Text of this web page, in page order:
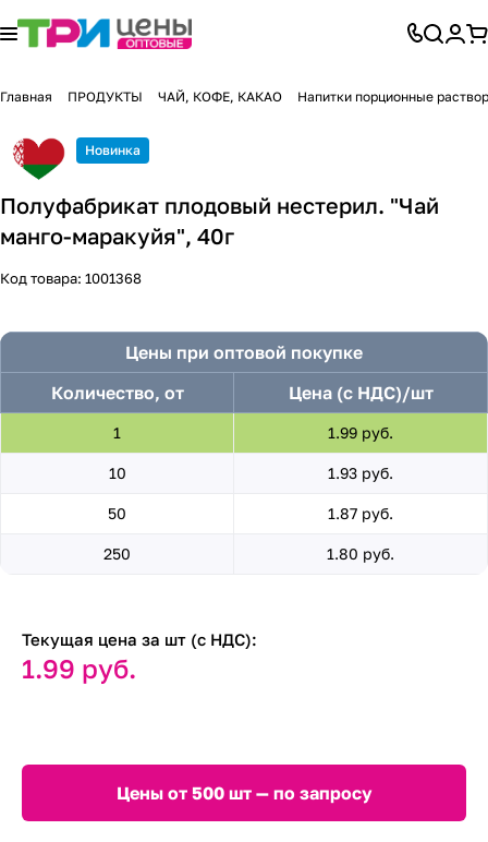
Главная ПРОДУКТЫ ЧАЙ, КОФЕ, КАКАО Напитки порционные
Новинка
Полуфабрикат плодовый нестерил. "Чай
манго-маракуйя", 40г
Код товара: 1001368
Цены при оптовой покупке
Количество, от
Цена (с НДС)/шт
1 1.99 руб.
10 1.93 руб.
50 1.87 руб.
250 1.80 руб.
Текущая цена за шт (с НДС):
1.99 руб.
Цены от 500 шт — по запросу